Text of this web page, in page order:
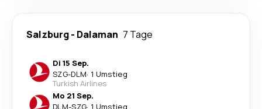
Salzburg- Dalaman 7 Tage
Di 15 Sep.
SZG-DLM· 1 Umstieg
Turkish Airlines
Mo 21 Sep.
DLM-SZG· 1 Umstieg